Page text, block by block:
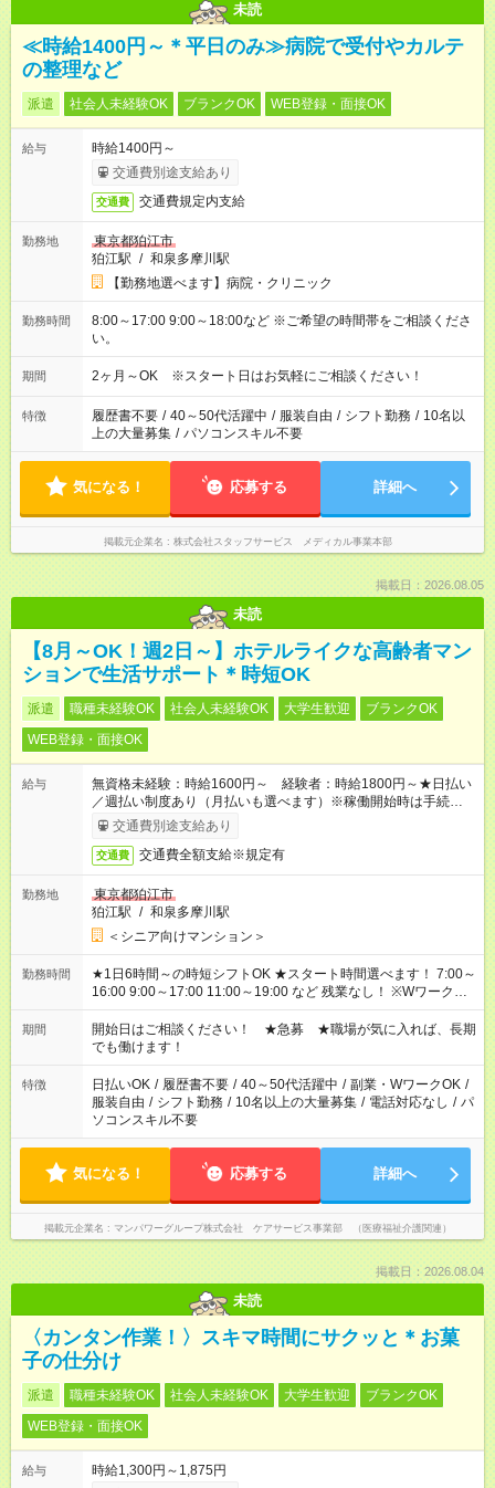
未読
≪時給1400円～＊平日のみ≫病院で受付やカルテ
の整理など
派遣 社会人未経験OK ブランクOK WEB登録・面接OK
給与
時給1400円～
交通費別途支給あり
交通費 交通費規定内支給
勤務地
東京都狛江市
狛江駅 / 和泉多摩川駅
【勤務地選べます】病院・クリニック
勤務時間
8:00～17:00 9:00～18:00など ※ご希望の時間帯をご相談くださ
い。
期間 2ヶ月～OK ※スタート日はお気軽にご相談ください！
特徴 履歴書不要 / 40～50代活躍中 / 服装自由 / シフト勤務 / 10名以
上の大量募集 / パソコンスキル不要
気になる！ 応募する 詳細へ
掲載元企業名 株式会社スタッフサービス メディカル事業本部
掲載日：2026.08.05
未読
【8月～OK！週2日～】ホテルライクな高齢者マン
ションで生活サポート＊時短OK
派遣 職種未経験OK 社会人未経験OK 大学生歓迎
ブランクOK
WEB登録・面接OK
給与
無資格未経験：時給1600円～ 経験者：時給1800円～★日払い
／週払い制度あり（月払いも選べます）※稼働開始時は手続き完
了次第のお支払いとなります。
交通費別途支給あり
交通費 交通費全額支給※規定有
勤務地
東京都狛江市
狛江駅 / 和泉多摩川駅
＜シニア向けマンション＞
勤務時間
★1日6時間～の時短シフトOK ★スタート時間選べます！ 7:00～
16:00 9:00～17:00 11:00～19:00 など 残業なし！ ※Wワークの
場合、他のお仕事と合わせ週40時間超の就業はご案内できませ
ん ※法令に基づき、週20時間以上勤務は社会保険への加入対象
となります ※労働者派遣法（日雇い派遣の原則禁止）により、
短時間・短期間の就業はご案内が難しい場合があります
期間
開始日はご相談ください！ ★急募 ★職場が気に入れば、長期
でも働けます！
特徴 日払いOK / 履歴書不要 / 40～50代活躍中 / 副業・WワークOK /
服装自由 / シフト勤務 / 10名以上の大量募集 / 電話対応なし / パ
ソコンスキル不要
気になる！ 応募する 詳細へ
掲載元企業名 マンパワーグループ株式会社 ケアサービス事業部 （医療福祉介護関連）
掲載日：2026.08.04
未読
〈カンタン作業！〉スキマ時間にサクッと＊お菓
子の仕分け
派遣 職種未経験OK 社会人未経験OK 大学生歓迎
ブランクOK
WEB登録・面接OK
給与
時給1,300円～1,875円